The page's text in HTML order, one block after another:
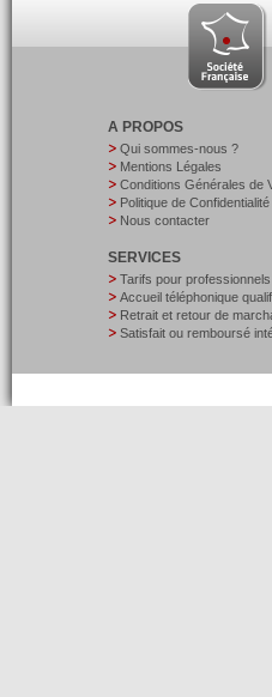
A PROPOS
Qui sommes-nous ?
Mentions Légales
Conditions Générales de
Politique de Confidentialité
Nous contacter
SERVICES
Tarifs pour professionnels
Accueil téléphonique
Retrait et retour de
Satisfait ou remboursé